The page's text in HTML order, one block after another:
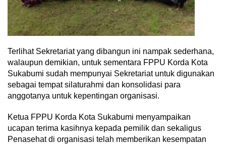
Terlihat Sekretariat yang dibangun ini nampak sederhana,
walaupun demikian, untuk sementara FPPU Korda Kota
Sukabumi sudah mempunyai Sekretariat untuk digunakan
sebagai tempat silaturahmi dan konsolidasi para
anggotanya untuk kepentingan organisasi.
Ketua FPPU Korda Kota Sukabumi menyampaikan
ucapan terima kasihnya kepada pemilik dan sekaligus
Penasehat di organisasi telah memberikan kesempatan